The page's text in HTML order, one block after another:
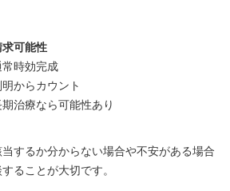
可能性
時効完成
からカウント
治療なら可能性あり
するか分からない場合や不安がある場合
ることが大切です。